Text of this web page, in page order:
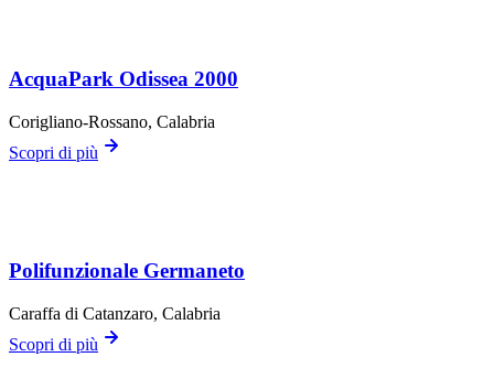
AcquaPark Odissea 2000
Corigliano-Rossano, Calabria
Scopri di più
Polifunzionale Germaneto
Caraffa di Catanzaro, Calabria
Scopri di più